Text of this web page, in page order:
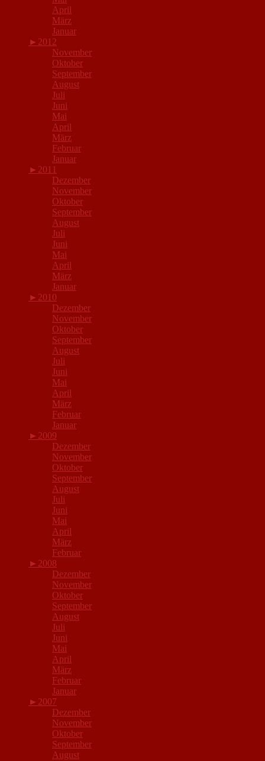
April
März
Januar
► 2012
November
Oktober
September
August
Juli
Juni
Mai
April
März
Februar
Januar
► 2011
Dezember
November
Oktober
September
August
Juli
Juni
Mai
April
März
Januar
► 2010
Dezember
November
Oktober
September
August
Juli
Juni
Mai
April
März
Februar
Januar
► 2009
Dezember
November
Oktober
September
August
Juli
Juni
Mai
April
März
Februar
► 2008
Dezember
November
Oktober
September
August
Juli
Juni
Mai
April
März
Februar
Januar
► 2007
Dezember
November
Oktober
September
August